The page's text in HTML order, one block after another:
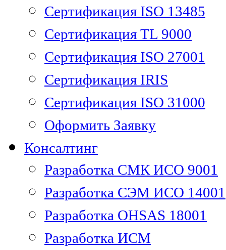
Сертификация ISO 13485
Сертификация TL 9000
Сертификация ISO 27001
Сертификация IRIS
Сертификация ISO 31000
Оформить Заявку
Консалтинг
Разработка СМК ИСО 9001
Разработка СЭМ ИСО 14001
Разработка OHSAS 18001
Разработка ИСМ